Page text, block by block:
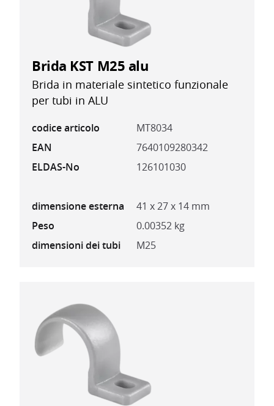
Brida KST M25 alu
Brida in materiale sintetico funzionale
per tubi in ALU
codice articolo
MT8034
EAN
7640109280342
ELDAS-No
126101030
dimensione esterna
41 x 27 x 14 mm
Peso
0.00352 kg
dimensioni dei tubi
M25